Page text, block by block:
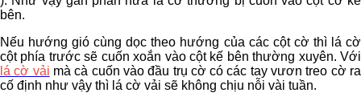
bên.
Nếu hướng gió cùng dọc theo hướng của các cột cờ thì lá cờ
cột phía trước sẽ cuốn xoắn vào cột kế bên thường xuyên. Với
lá cờ vải mà cà cuốn vào đầu trụ cờ có các tay vươn treo cờ ra
cố định như vậy thì lá cờ vải sẽ không chịu nỗi vài tuần.